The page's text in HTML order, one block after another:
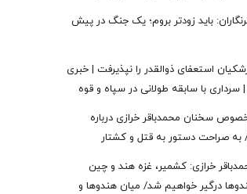
باید زودتر بروم؛ یک جنگ در پیش
استعفای ذوالقدر را نپذیرفت | خبری
سرداری با سابقه طولانی در سپاه و قوه
سخنان محمدباقر خرازی درباره
به صراحت دستور به قتل و کشتار
خرازی: کشمیر، غزه هند و چین
درگیر خواهیم شد/ میان هندوها و